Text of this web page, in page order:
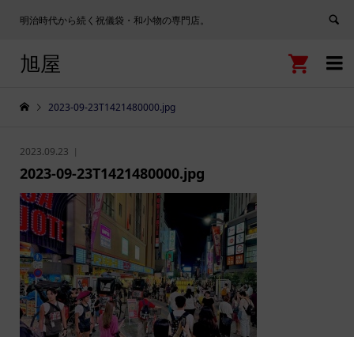
明治時代から続く祝儀袋・和小物の専門店。

旭屋 
2023-09-23T1421480000.jpg
2023.09.23
2023-09-23T1421480000.jpg